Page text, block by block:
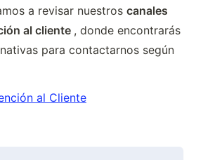
a revisar nuestros canales
al cliente , donde encontrarás
para contactarnos según
al Cliente